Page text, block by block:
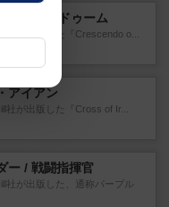
・オブ・ドゥーム
社が出版した『Crescendo o...
アイアン
社が出版した『Cross of Ir...
ー / 戦闘指揮官
社が出版した、通称パープル